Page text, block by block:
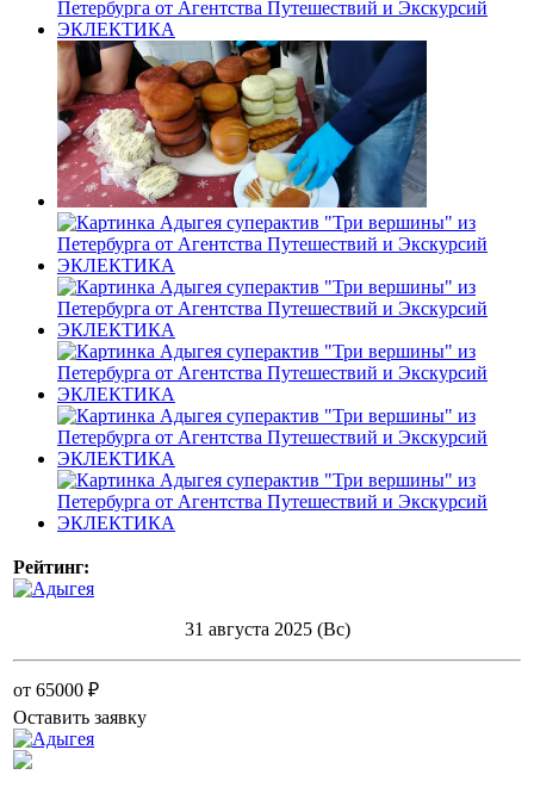
Рейтинг:
31 августа 2025 (Вс)
от 65000 ₽
Оставить заявку